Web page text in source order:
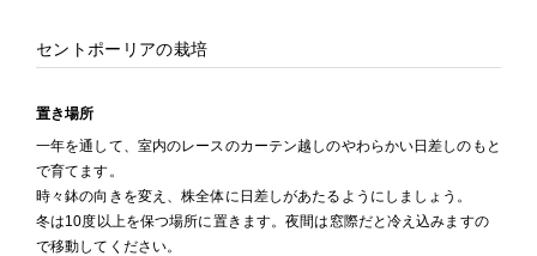
セントポーリアの栽培
置き場所
一年を通して、室内のレースのカーテン越しのやわらかい日差しのもと
で育てます。
時々鉢の向きを変え、株全体に日差しがあたるようにしましょう。
冬は10度以上を保つ場所に置きます。夜間は窓際だと冷え込みますの
で移動してください。